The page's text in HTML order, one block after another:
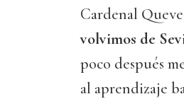
Cardenal
volvimos de
poco después
al aprendizaje